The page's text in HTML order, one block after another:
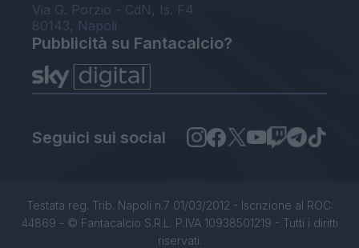
Via G. Porzio - CdN, Is. F4
80143, Napoli
Pubblicità su Fantacalcio?
Seguici sui social
Testata reg. Trib. Napoli n.7 01/03/2012 - Iscrizione al ROC:
44869 - © Fantacalcio S.R.L. P.IVA 10938501219 - Tutti i diritti
riservati.